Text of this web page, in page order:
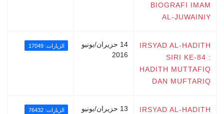
BIOGRAFI IMAM
AL-JUWAINIY
IRSYAD AL-HADITH
SIRI KE-84 :
HADITH MUTTAFIQ
DAN MUFTARIQ
14 حزيران/يونيو
2016
الزيارات: 17049
IRSYAD AL-HADITH
13 حزيران/يونيو
الزيارات: 76432